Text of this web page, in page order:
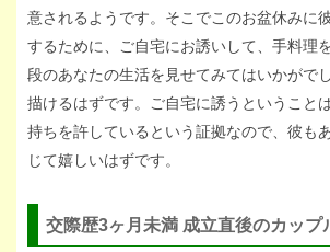
意されるようです。そこでこのお盆休みに
するために、ご自宅にお誘いして、手料理
段のあなたの生活を見せてみてはいかがで
描けるはずです。ご自宅に誘うということ
持ちを許しているという証拠なので、彼も
じて嬉しいはずです。
交際歴3ヶ月未満 成立直後のカップ